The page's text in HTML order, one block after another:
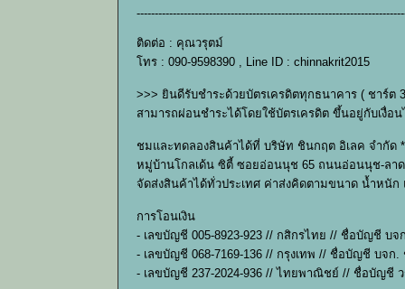
ติดต่อ : คุณวรุตม์
โทร : 090-9598390 , Line ID : chinnakrit2015
>>> ยินดีรับชำระด้วยบัตรเครดิตทุกธนาคาร ( ชาร์ต
สามารถผ่อนชำระได้โดยใช้บัตรเครดิต ขึ้นอยู่กับเงื่อ
ชมและทดลองสินค้าได้ที่ บริษัท ชินกฤต อิเลค จำกัด
หมู่บ้านโกลเด้น ซิตี้ ซอยอ่อนนุช 65 ถนนอ่อนนุช-ลาด
จัดส่งสินค้าได้ทั่วประเทศ ค่าส่งคิดตามขนาด น้ำหนัก
การโอนเงิน
- เลขบัญชี 005-8923-923 // กสิกรไทย // ชื่อบัญชี บจ
- เลขบัญชี 068-7169-136 // กรุงเทพ // ชื่อบัญชี บจก.
- เลขบัญชี 237-2024-936 // ไทยพาณิชย์ // ชื่อบัญชี